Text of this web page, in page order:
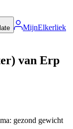
MijnElkerliek
van Erp
gezond gewicht